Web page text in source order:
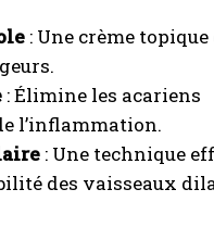
: Une crème
: Élimine les acariens
l’inflammation.
: Une technique
des vaisseaux